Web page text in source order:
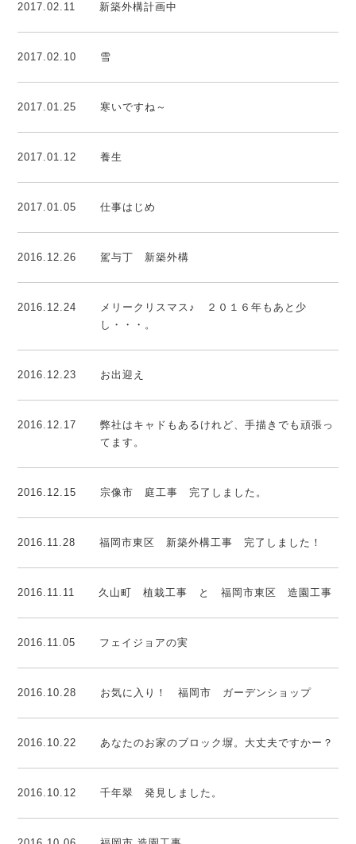
2017.02.11 新築外構計画中
2017.02.10 雪
2017.01.25 寒いですね～
2017.01.12 養生
2017.01.05 仕事はじめ
2016.12.26 駕与丁 新築外構
2016.12.24
メリークリスマス♪ ２０１６年もあと少
し・・・。
2016.12.23 お出迎え
2016.12.17
弊社はキャドもあるけれど、手描きでも頑張っ
てます。
2016.12.15 宗像市 庭工事 完了しました。
2016.11.28 福岡市東区 新築外構工事 完了しました！
2016.11.11 久山町 植栽工事 と 福岡市東区 造園工事
2016.11.05 フェイジョアの実
2016.10.28 お気に入り！ 福岡市 ガーデンショップ
2016.10.22 あなたのお家のブロック塀。大丈夫ですかー？
2016.10.12 千年翠 発見しました。